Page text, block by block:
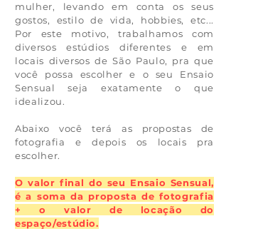
mulher, levando em conta os seus
gostos, estilo de vida, hobbies, etc...
Por este motivo, trabalhamos com
diversos estúdios diferentes e em
locais diversos de São Paulo, pra que
você possa escolher e o seu Ensaio
Sensual seja exatamente o que
idealizou.
Abaixo você terá as propostas de
fotografia e depois os locais pra
escolher.
O valor final do seu Ensaio Sensual,
é a soma da proposta de fotografia
+ o valor de locação do
espaço/estúdio.